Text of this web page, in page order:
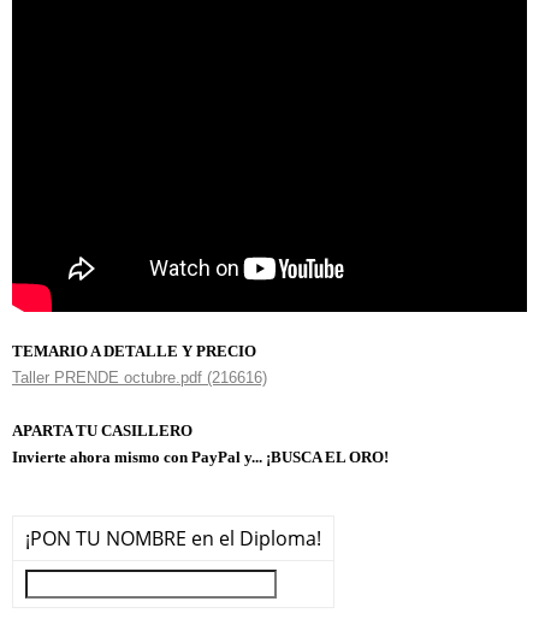
TEMARIO A DETALLE Y PRECIO
Taller PRENDE octubre.pdf (216616)
APARTA TU CASILLERO
Invierte ahora mismo con PayPal y... ¡BUSCA EL ORO!
¡PON TU NOMBRE en el Diploma!